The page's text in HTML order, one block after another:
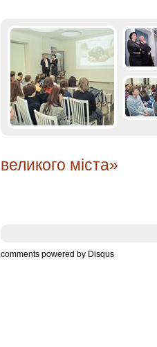
великого міста»
comments powered by Disqus